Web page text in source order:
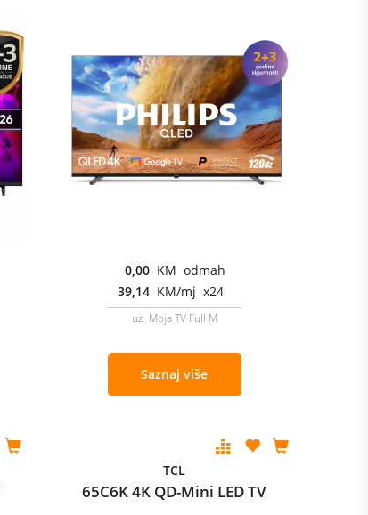
0,00 KM odmah
39,14 KM/mj x24
uz Moja TV Full M
Saznaj više
TCL
65C6K 4K QD-Mini LED TV